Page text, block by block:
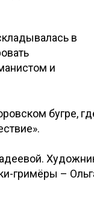
в
и
бугре,
гримёры –